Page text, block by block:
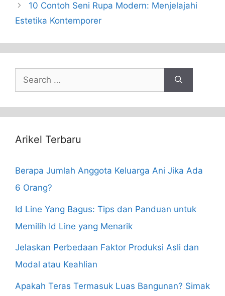
10 Contoh Seni Rupa Modern: Menjelajahi
Estetika Kontemporer
Search
for:
Arikel Terbaru
Berapa Jumlah Anggota Keluarga Ani Jika Ada
6 Orang?
Id Line Yang Bagus: Tips dan Panduan untuk
Memilih Id Line yang Menarik
Jelaskan Perbedaan Faktor Produksi Asli dan
Modal atau Keahlian
Apakah Teras Termasuk Luas Bangunan? Simak